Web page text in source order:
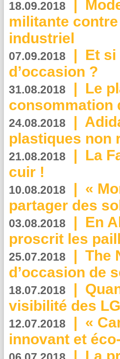
18.09.2018 |
militante
industriel
07.09.2018 | Et
d’occasion ?
31.08.2018 | Le
consommation
24.08.2018 |
plastiques non
21.08.2018 | La
cuir !
10.08.2018 | «
partager des
03.08.2018 | En
proscrit les
25.07.2018 | The
d’occasion de
18.07.2018 |
visibilité des
12.07.2018 | «
innovant et